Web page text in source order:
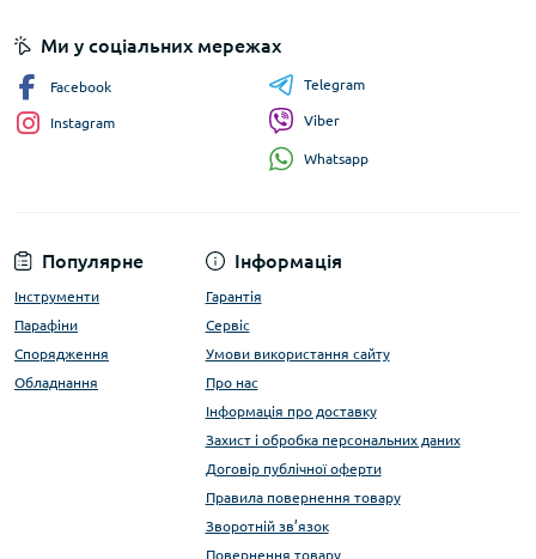
Популярне
Інструменти
Парафіни
Спорядження
Обладнання
Інформація
Гарантія
Сервіс
Умови використання сайту
Про нас
Інформація про доставку
Захист і обробка персональних даних
Договір публічної оферти
Правила повернення товару
Зворотній зв’язок
Повернення товару
Ми у соціальних мережах
Facebook
Instagram
Telegram
Viber
Whatsapp